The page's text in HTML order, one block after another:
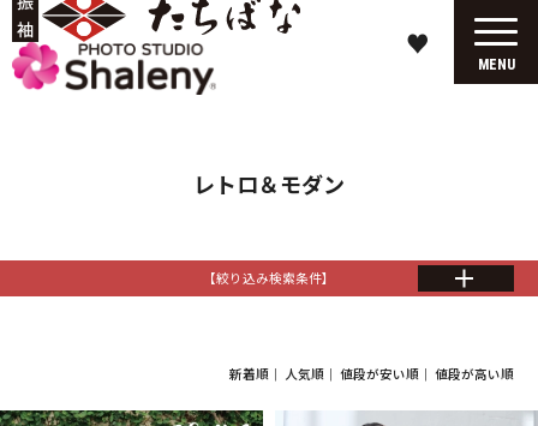
♥
MENU
レトロ＆モダン
【絞り込み検索条件】
新着順 ｜ 人気順 ｜ 値段が安い順 ｜ 値段が高い順